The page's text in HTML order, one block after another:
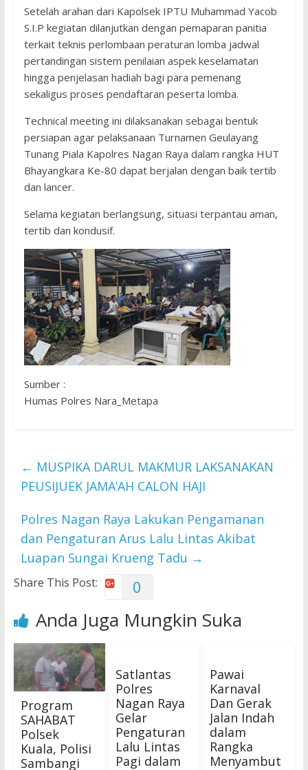
Setelah arahan dari Kapolsek IPTU Muhammad Yacob
S.I.P kegiatan dilanjutkan dengan pemaparan panitia
terkait teknis perlombaan peraturan lomba jadwal
pertandingan sistem penilaian aspek keselamatan
hingga penjelasan hadiah bagi para pemenang
sekaligus proses pendaftaran peserta lomba.
Technical meeting ini dilaksanakan sebagai bentuk
persiapan agar pelaksanaan Turnamen Geulayang
Tunang Piala Kapolres Nagan Raya dalam rangka HUT
Bhayangkara Ke-80 dapat berjalan dengan baik tertib
dan lancer.
Selama kegiatan berlangsung, situasi terpantau aman,
tertib dan kondusif.
Sumber :
Humas Polres Nara_Metapa
← MUSPIKA DARUL MAKMUR LAKSANAKAN
PEUSIJUEK JAMA’AH CALON HAJI
Polres Nagan Raya Lakukan Pengamanan
dan Pengaturan Arus Lalu Lintas Akibat
Luapan Sungai Krueng Tadu →
Share This Post: 0
Anda Juga Mungkin Suka
Program
SAHABAT
Polsek
Kuala, Polisi
Sambangi
Satlantas
Polres
Nagan Raya
Gelar
Pengaturan
Lalu Lintas
Pagi dalam
Pawai
Karnaval
Dan Gerak
Jalan Indah
dalam
Rangka
Menyambut